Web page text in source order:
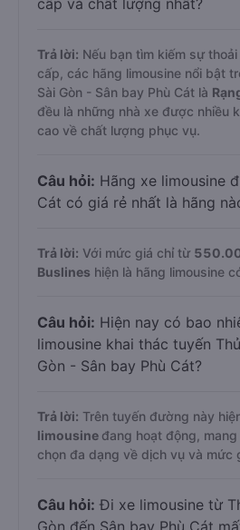
cấp và chất lượng nhất?
Trả lời: Nếu bạn tìm kiếm sự
cấp, các hãng limousine nổi bật
Sài Gòn - Sân bay Phù Cát là
đều là những nhà xe được nhiều
cao về chất lượng phục vụ.
Câu hỏi: Hãng xe limousine
Cát có giá rẻ nhất là hãng
Trả lời: Với mức giá chỉ từ
Buslines hiện là hãng limousine
Câu hỏi: Hiện nay có bao
limousine khai thác tuyến
Gòn - Sân bay Phù Cát?
Trả lời: Trên tuyến đường này
limousine đang hoạt động,
chọn đa dạng về dịch vụ và mức
Câu hỏi: Đi xe limousine từ
Gòn đến Sân bay Phù Cát